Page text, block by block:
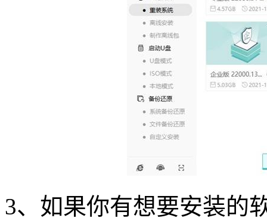
3、如果你有想要安装的